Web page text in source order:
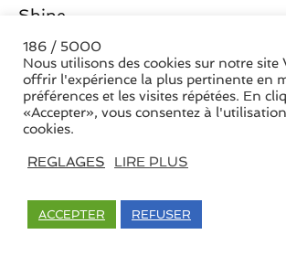
Shine
Sin’Art
SJB
SLAM !
Spin it Round
186 / 5000
Nous utilisons des cookies sur notre site
offrir l'expérience la plus pertinente en
préférences et les visites répétées. En
«Accepter», vous consentez à
cookies.
REGLAGES LIRE PLUS
ACCEPTER REFUSER